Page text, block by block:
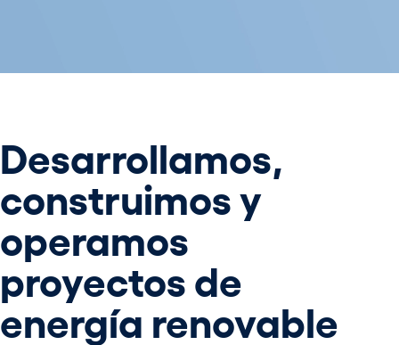
Desarrollamos,
construimos y
operamos
proyectos de
energía renovable